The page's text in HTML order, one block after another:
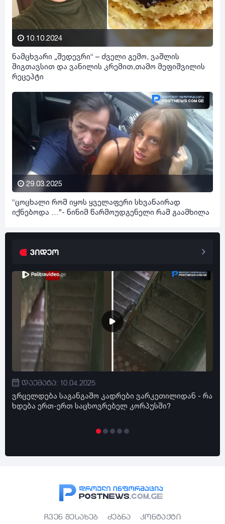
10.10.2024
ნამცხვარი „შედევრი“ – ძველი გემო, ვაშლის
შიგთავსით და ვანილის კრემით,თამო მეფიშვილის
რეცეპტი
29.03.2025
“ცოცხალი რომ იყოს ყველაფერი სხვანაირად
იქნებოდა …”- ნინიმ წარმოუდგენელი რამ გაამხილა
ვიდეო
დაემატა: 10.04.2025
ვრცელდება საგანგაშო კადრები ვარკეთილიდან - რა
ხდება ერთ-ერთ საცხოვრებელ კორპუსში?
ჩვენ შესახებ ძებნა კონტაქტი